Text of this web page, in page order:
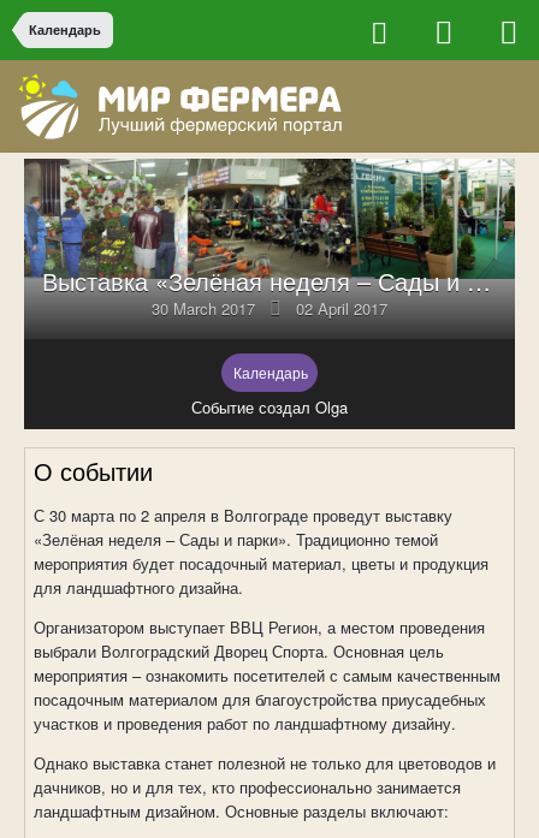
Календарь
Выставка «Зелёная неделя – Сады и парки-2017»
30 March 2017 02 April 2017
Календарь
Событие создал Olga
О событии
С 30 марта по 2 апреля в Волгограде проведут выставку
«Зелёная неделя – Сады и парки». Традиционно темой
мероприятия будет посадочный материал, цветы и продукция
для ландшафтного дизайна.
Организатором выступает ВВЦ Регион, а местом проведения
выбрали Волгоградский Дворец Спорта. Основная цель
мероприятия – ознакомить посетителей с самым качественным
посадочным материалом для благоустройства приусадебных
участков и проведения работ по ландшафтному дизайну.
Однако выставка станет полезной не только для цветоводов и
дачников, но и для тех, кто профессионально занимается
ландшафтным дизайном. Основные разделы включают: